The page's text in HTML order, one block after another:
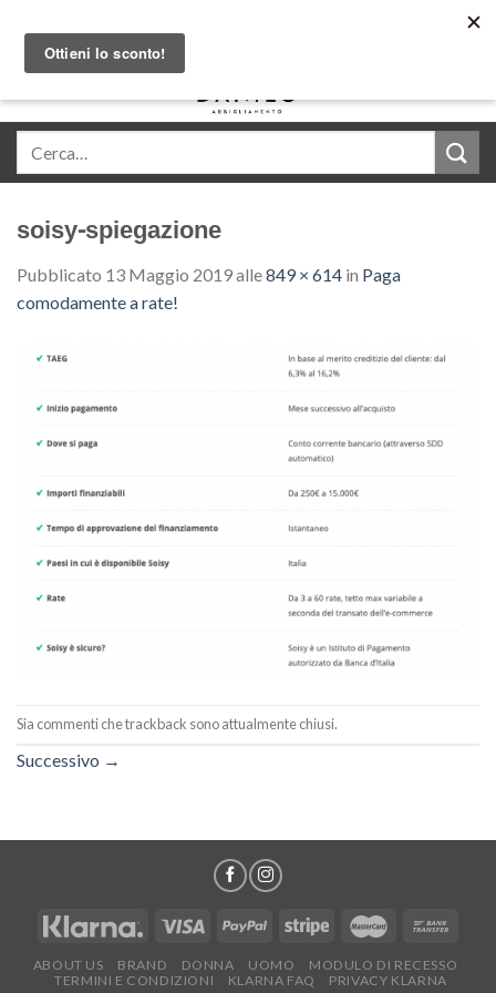
content
soisy-spiegazione
Pubblicato 13 Maggio 2019alle849 × 614 in Paga
comodamente a rate!
Sia commenti che trackback sono attualmente chiusi.
Successivo →
ABOUT US BRAND DONNA UOMO
MODULO DI RECESSO
TERMINI E CONDIZIONI
KLARNA FAQ PRIVACY KLARNA